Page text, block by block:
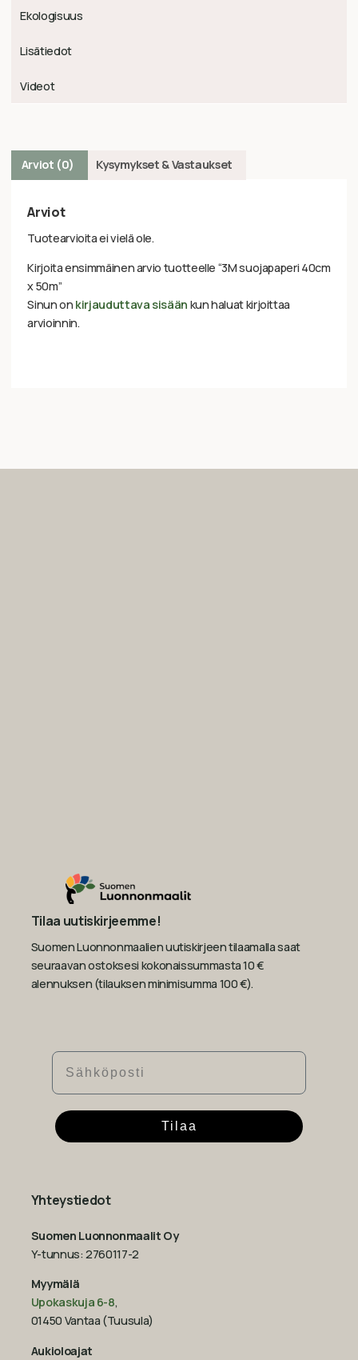
Ekologisuus
Lisätiedot
Videot
Arviot (0) Kysymykset & Vastaukset
Arviot
Tuotearvioita ei vielä ole.
Kirjoita ensimmäinen arvio tuotteelle “3M suojapaperi 40cm
x 50m”
Sinun on kirjauduttava sisään kun haluat kirjoittaa
arvioinnin.
Tilaa uutiskirjeemme!
Suomen Luonnonmaalien uutiskirjeen tilaamalla saat
seuraavan ostoksesi kokonaissummasta 10 €
alennuksen (tilauksen minimisumma 100 €).
Sähköposti
Tilaa
Yhteystiedot
Suomen Luonnonmaalit Oy
Y-tunnus: 2760117-2
Myymälä
Upokaskuja 6-8,
01450 Vantaa (Tuusula)
Aukioloajat